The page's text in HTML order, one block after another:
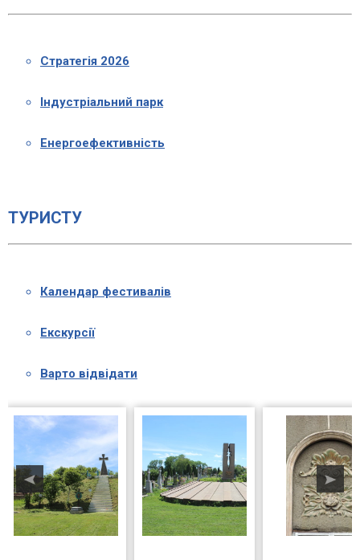
Стратегія 2026
Індустріальний парк
Енергоефективність
ТУРИСТУ
Календар фестивалів
Екскурсії
Варто відвідати